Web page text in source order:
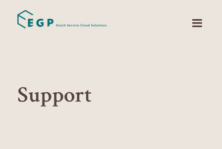
Support